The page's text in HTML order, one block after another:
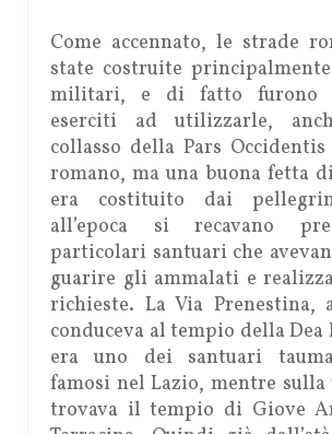
Come accennato, le strade
state costruite
militari, e di fatto furono
eserciti ad utilizzarle,
collasso della Pars Occidentis
romano, ma una buona fetta
era costituito dai
all’epoca si recavano
particolari santuari che
guarire gli ammalati e
richieste. La Via Prenestina,
conduceva al tempio della Dea
era uno dei santuari
famosi nel Lazio, mentre
trovava il tempio di Giove